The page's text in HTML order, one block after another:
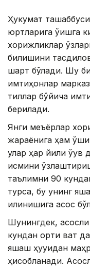
Ҳукумат
юртларига ўқишга
хорижликлар
билишини
шарт бўлади. Шу
имтиҳонлар
тиллар бўйича
берилади.
Янги меъёрлар
жараёнига ҳам
улар ҳар йили
қисмини
таълимни 90
турса, бу унинг
қилинишига асос
Шунингдек, асосли
кундан ортиқ вақт
яшаш ҳуқуқидан
ҳисобланади.